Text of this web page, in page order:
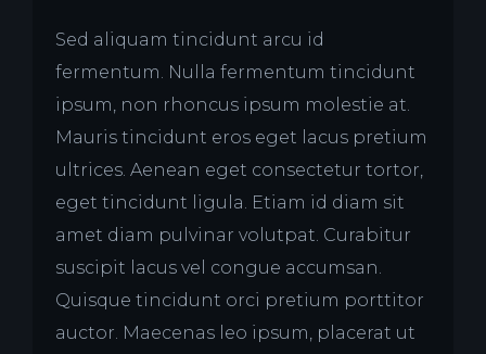
Sed aliquam tincidunt arcu id
fermentum. Nulla fermentum tincidunt
ipsum, non rhoncus ipsum molestie at.
Mauris tincidunt eros eget lacus pretium
ultrices. Aenean eget consectetur tortor,
eget tincidunt ligula. Etiam id diam sit
amet diam pulvinar volutpat. Curabitur
suscipit lacus vel congue accumsan.
Quisque tincidunt orci pretium porttitor
auctor. Maecenas leo ipsum, placerat ut